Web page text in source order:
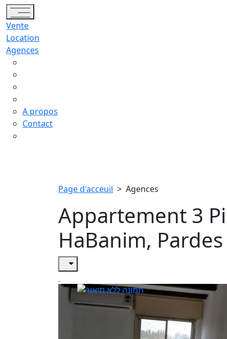
Toggle navigation
Vente
Location
Agences
A propos
Contact
Page d'acceuil > Agences
Appartement 3
HaBanim,